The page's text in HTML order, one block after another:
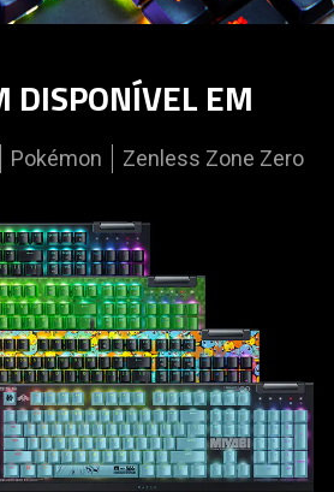
DISPONÍVEL EM
Pokémon Zenless Zone Zero